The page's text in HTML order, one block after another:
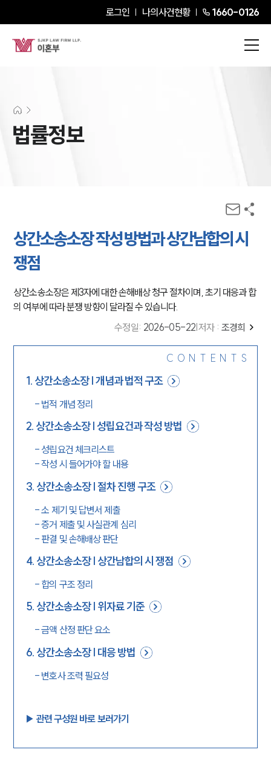
로그인 나의사건현황 1660-0126
법률정보
상간소송소장 작성 방법과 상간남합의 시
쟁점
상간소송소장은 제3자에 대한 손해배상 청구 절차이며, 초기 대응과 합
의 여부에 따라 분쟁 방향이 달라질 수 있습니다.
수정일: 2026-05-22 저자 : 조경희
CONTENTS
1. 상간소송소장 | 개념과 법적 구조
- 법적 개념 정리
2. 상간소송소장 | 성립요건과 작성 방법
- 성립요건 체크리스트
-작성 시 들어가야 할 내용
3. 상간소송소장 | 절차 진행 구조
-소 제기 및 답변서 제출
-증거 제출 및 사실관계 심리
- 판결 및 손해배상 판단
4. 상간소송소장 | 상간남합의 시 쟁점
- 합의 구조 정리
5. 상간소송소장 | 위자료 기준
-금액 산정 판단 요소
6. 상간소송소장 | 대응 방법
- 변호사 조력 필요성
▶︎ 관련 구성원 바로 보러가기